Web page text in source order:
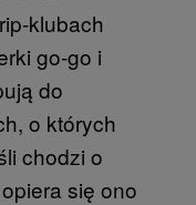
klubach
go-go i
do
o których
chodzi o
się ono